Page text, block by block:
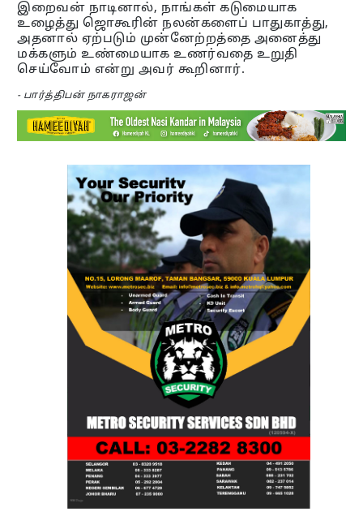
இறைவன் நாடினால், நாங்கள் கடுமையாக
உழைத்து ஜொகூரின் நலன்களைப் பாதுகாத்து,
அதனால் ஏற்படும் முன்னேற்றத்தை அனைத்து
மக்களும் உண்மையாக உணர்வதை உறுதி
செய்வோம் என்று அவர் கூறினார்.
- பார்த்திபன் நாகராஜன்